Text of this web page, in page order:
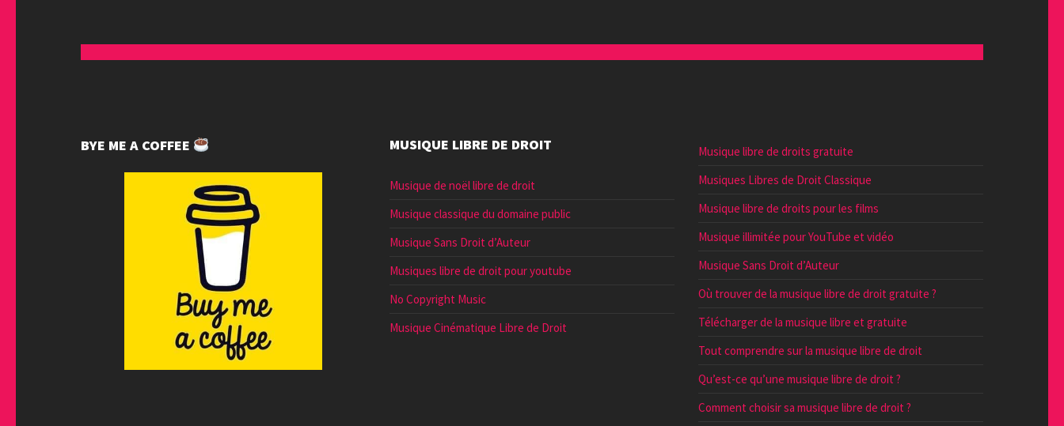
BYE ME A COFFEE MUSIQUE LIBRE DE DROIT
Musique de noël libre de droit
Musique classique du domaine public
Musique Sans Droit d’Auteur
Musiques libre de droit pour youtube
No Copyright Music
Musique Cinématique Libre de Droit
Musique libre de droits gratuite
Musiques Libres de Droit Classique
Musique libre de droits pour les films
Musique illimitée pour YouTube et vidéo
Musique Sans Droit d’Auteur
Où trouver de la musique libre de droit gratuite ?
Télécharger de la musique libre et gratuite
Tout comprendre sur la musique libre de droit
Qu’est-ce qu’une musique libre de droit ?
Comment choisir sa musique libre de droit ?